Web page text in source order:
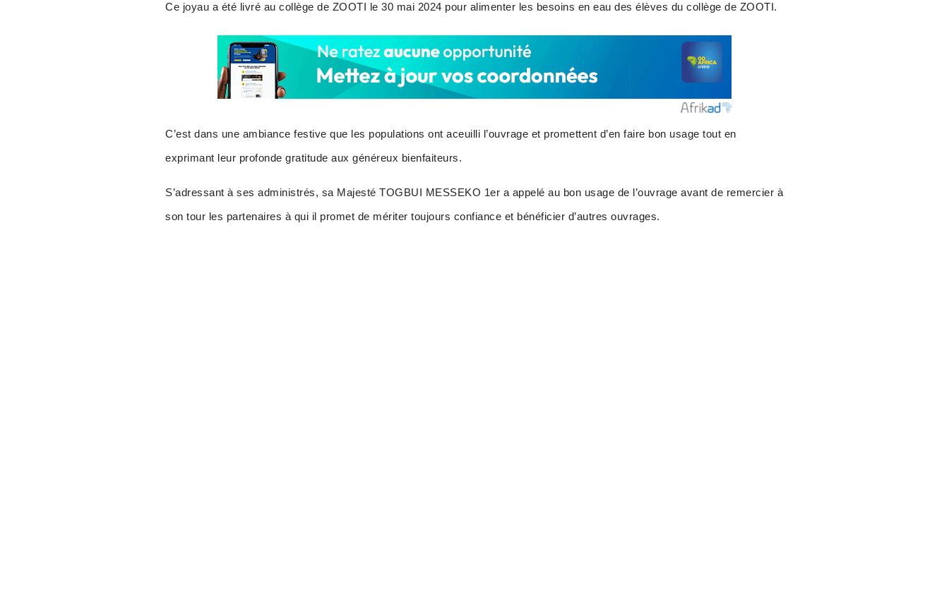
Ce joyau a été livré au collège de ZOOTI le 30 mai 2024 pour alimenter les besoins en eau des élèves du collège de ZOOTI.
C’est dans une ambiance festive que les populations ont aceuilli l’ouvrage et promettent d’en faire bon usage tout en
exprimant leur profonde gratitude aux généreux bienfaiteurs.
S’adressant à ses administrés, sa Majesté TOGBUI MESSEKO 1er a appelé au bon usage de l’ouvrage avant de remercier à
son tour les partenaires à qui il promet de mériter toujours confiance et bénéficier d’autres ouvrages.